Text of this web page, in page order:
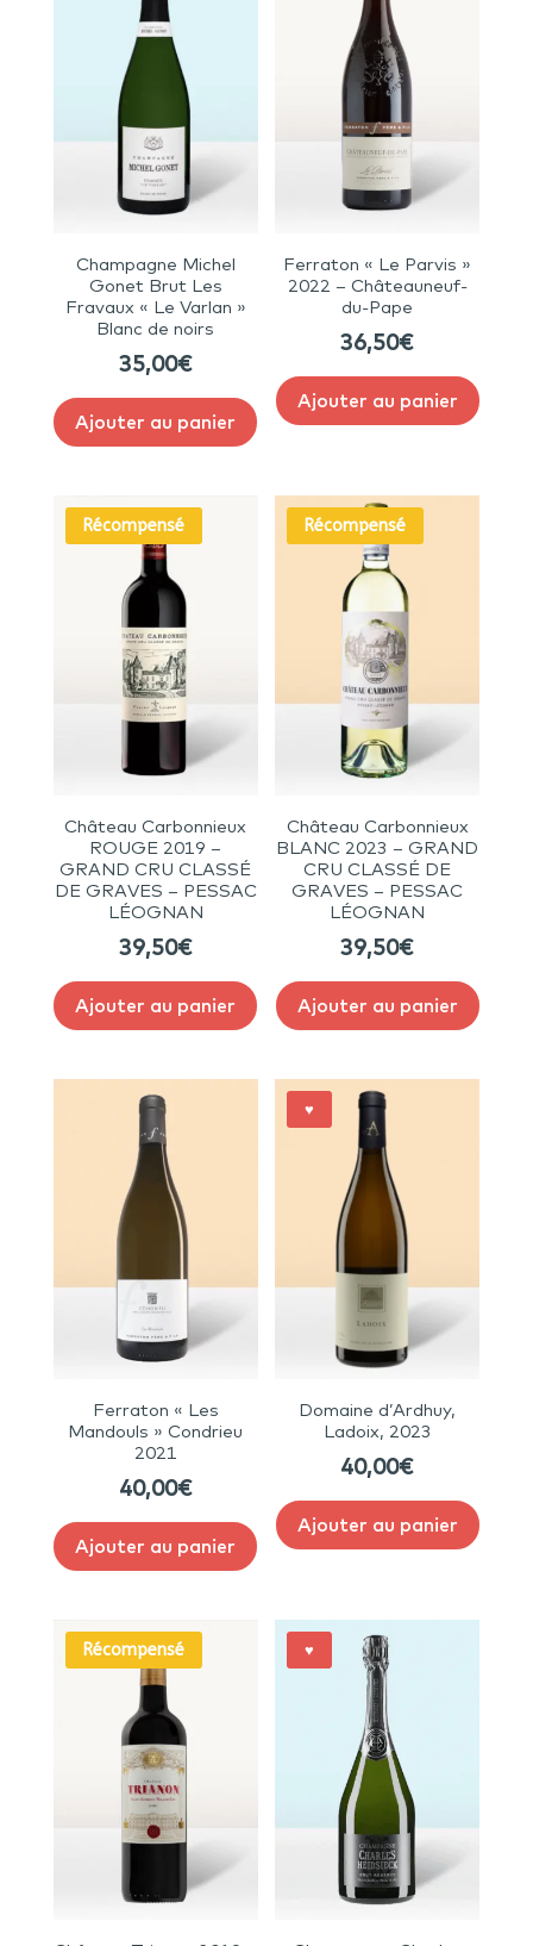
Champagne Michel
Gonet Brut Les
Fravaux « Le Varlan »
Blanc de noirs
35,00€
Ajouter au panier
Ferraton « Le Parvis »
2022 – Châteauneuf-
du-Pape
36,50€
Ajouter au panier
Récompensé
Château Carbonnieux
ROUGE 2019 –
GRAND CRU CLASSÉ
DE GRAVES – PESSAC
LÉOGNAN
39,50€
Ajouter au panier
Récompensé
Château Carbonnieux
BLANC 2023 – GRAND
CRU CLASSÉ DE
GRAVES – PESSAC
LÉOGNAN
39,50€
Ajouter au panier
Ferraton « Les
Mandouls » Condrieu
2021
40,00€
Ajouter au panier
♥
Domaine d’Ardhuy,
Ladoix, 2023
40,00€
Ajouter au panier
Récompensé ♥